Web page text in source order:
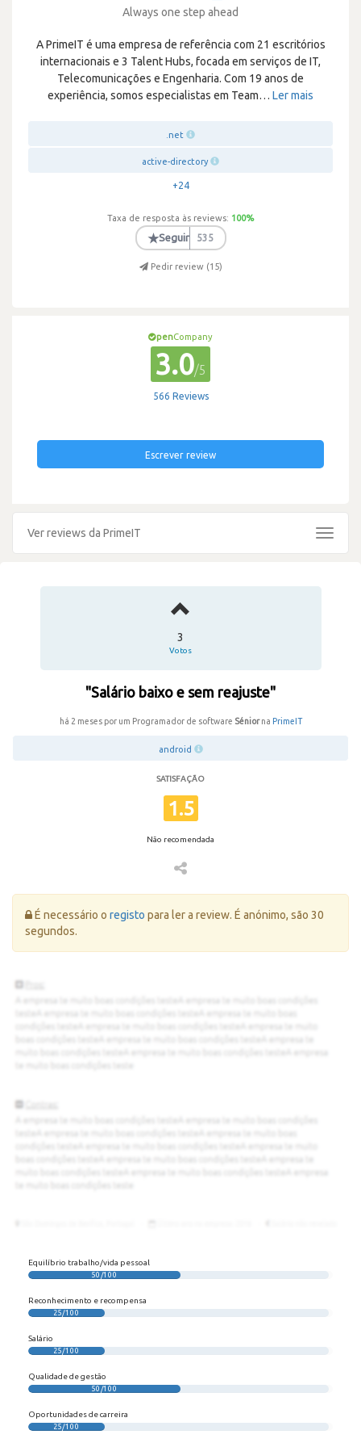
Always one step ahead
A PrimeIT é uma empresa de referência com 21 escritórios
internacionais e 3 Talent Hubs, focada em serviços de IT,
Telecomunicações e Engenharia. Com 19 anos de
experiência, somos especialistas em Team… Ler mais
.net
active-directory
+24
Taxa de resposta às reviews: 100%
★Seguir 535
Pedir review (15)
penCompany
3.0/5
566 Reviews
Escrever review
Ver reviews da PrimeIT
Toggle
3
Votos
"Salário baixo e sem reajuste"
há 2 meses por um Programador de software Séniorna PrimeIT
android
SATISFAÇÃO
1.5
Não recomendada
Erro:
É necessário o registo para ler a review. É anónimo, são 30
segundos.
Equilíbrio trabalho/vida pessoal
50/100
Reconhecimento e recompensa
25/100
Salário
25/100
Qualidade de gestão
50/100
Oportunidades de carreira
25/100